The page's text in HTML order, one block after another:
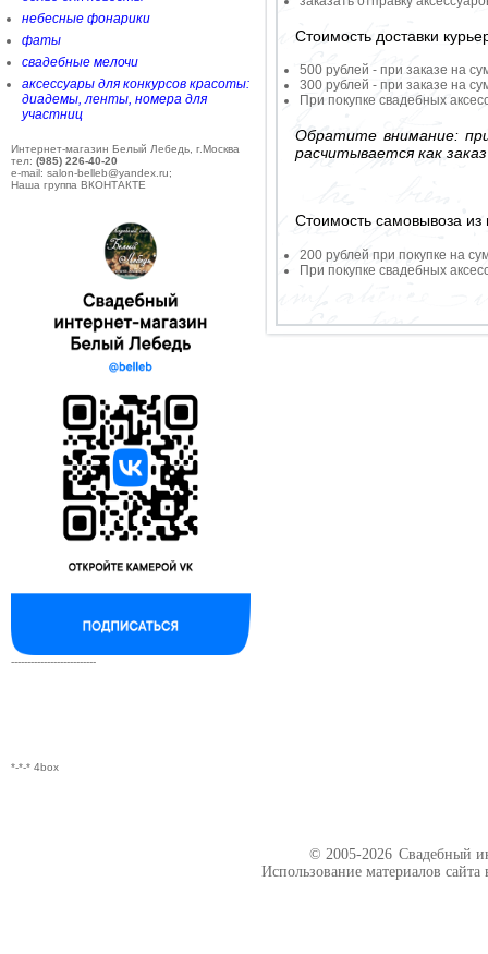
небесные фонарики
фаты
свадебные мелочи
аксессуары для конкурсов красоты:
диадемы, ленты, номера для
участниц
Интернет-магазин Белый Лебедь, г.Москва
тел: (985) 226-40-20
e-mail: salon-belleb@yandex.ru;
Наша группа ВКОНТАКТЕ
--------------------------
*-*-* 4box
Стоимость доставки
500 рублей - при заказе на
300 рублей - при заказе на
При покупке свадебных
Обратите внимание:
расчитывается как
Стоимость самовывоза из
200 рублей при покупке на
При покупке свадебных
© 2005-2026 Свадебный
Использование материалов